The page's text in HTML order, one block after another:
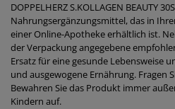
DOPPELHERZ S.KOLLAGEN BEAUTY
Nahrungsergänzungsmittel, das in
einer Online-Apotheke erhältlich ist.
der Verpackung angegebene
Ersatz für eine gesunde Lebensweise
und ausgewogene Ernährung. Fragen
Bewahren Sie das Produkt immer
Kindern auf.